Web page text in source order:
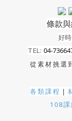
條款
好
TEL: 04-
從素材挑選
各類課程 ｜
108